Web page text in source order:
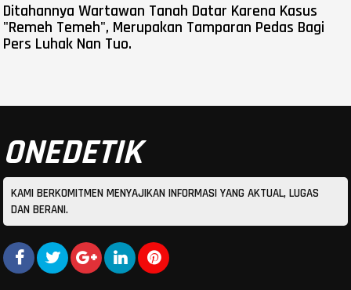
Ditahannya Wartawan Tanah Datar Karena Kasus
"Remeh Temeh", Merupakan Tamparan Pedas Bagi
Pers Luhak Nan Tuo.
ONEDETIK
KAMI BERKOMITMEN MENYAJIKAN INFORMASI YANG AKTUAL, LUGAS
DAN BERANI.